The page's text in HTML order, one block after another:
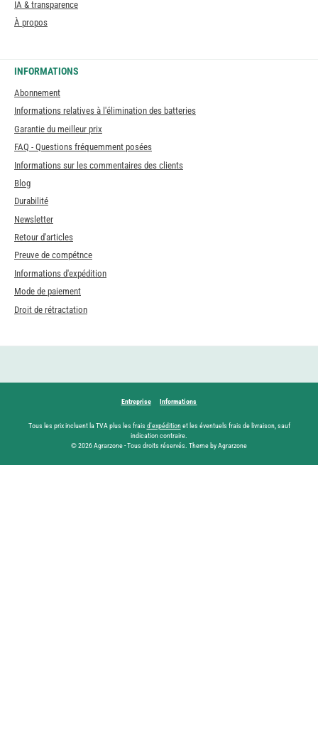
IA & transparence
À propos
INFORMATIONS
Abonnement
Informations relatives à l'élimination des batteries
Garantie du meilleur prix
FAQ - Questions fréquemment posées
Informations sur les commentaires des clients
Blog
Durabilité
Newsletter
Retour d'articles
Preuve de compétnce
Informations d'expédition
Mode de paiement
Droit de rétractation
Entreprise Informations
Tous les prix incluent la TVA plus les frais d'expéditionet les éventuels frais de livraison, sauf
indication contraire.
© 2026 Agrarzone - Tous droits réservés. Theme by Agrarzone